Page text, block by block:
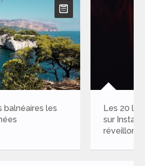
Les 20 lieux les plus appréciés
sur Instagram pour célébrer le